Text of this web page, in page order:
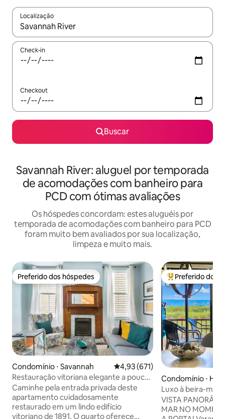
Localização
Quando os resultados estiverem disponíveis, explore-os
Check-in
Checkout
Buscar
Savannah River: aluguel por temporada
de acomodações com banheiro para
PCD com ótimas avaliações
Os hóspedes concordam: estes aluguéis por
temporada de acomodações com banheiro para PCD
foram muito bem avaliados por sua localização,
limpeza e muito mais.
Preferido dos hóspedes
Preferido dos hóspedes
Condomínio ⋅ Savannah 4,93 de uma avaliação média de
4,93 (671)
Restauração vitoriana elegante a poucos
passos de Forsyth
Caminhe pela entrada privada deste
apartamento cuidadosamente
restaurado em um lindo edifício
vitoriano de 1891. O quarto oferece
Entre os
Preferido dos
Condomínio ⋅
land
Luxo à beira-mar,
na praia, pickleball
VISTA
MAR NO